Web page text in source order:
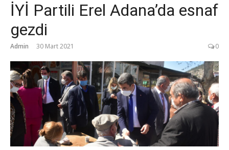
İYİ Partili Erel Adana’da esnaf
gezdi
Admin 30 Mart 2021 0